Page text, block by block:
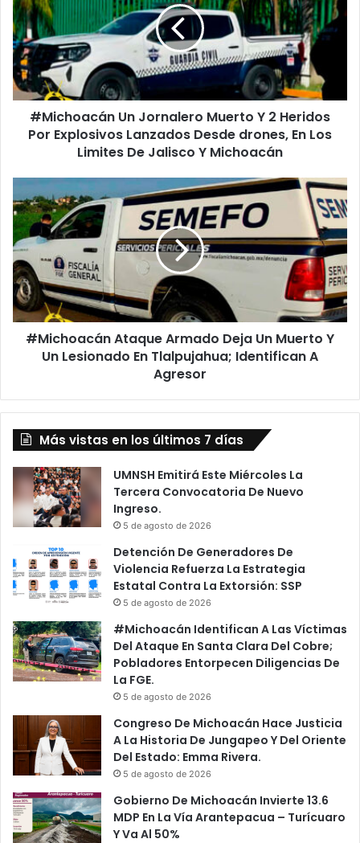
Muerto
Y
2
Heridos
Por
Explosivos
Lanzados
Desde
Limites
De
Jalisco
Y
Michoacán
#Michoacán Un Jornalero Muerto Y 2 Heridos
Por Explosivos Lanzados Desde drones, En Los
Limites De Jalisco Y Michoacán
#Michoacán
Ataque
Armado
Deja
Un
Muerto
Y
Un
Lesionado
Tlalpujahua;
Agresor
#Michoacán Ataque Armado Deja Un Muerto Y
Un Lesionado En Tlalpujahua; Identifican A
Agresor
Más vistas en los últimos 7 días
UMNSH Emitirá Este Miércoles La
Tercera Convocatoria De Nuevo
Ingreso.
5 de agosto de 2026
Detención De Generadores De
Violencia Refuerza La Estrategia
Estatal Contra La Extorsión: SSP
5 de agosto de 2026
#Michoacán Identifican A Las Víctimas
Del Ataque En Santa Clara Del Cobre;
Pobladores Entorpecen Diligencias De
La FGE.
5 de agosto de 2026
Congreso De Michoacán Hace Justicia
A La Historia De Jungapeo Y Del Oriente
Del Estado: Emma Rivera.
5 de agosto de 2026
Gobierno De Michoacán Invierte 13.6
MDP En La Vía Arantepacua – Turícuaro
Y Va Al 50%